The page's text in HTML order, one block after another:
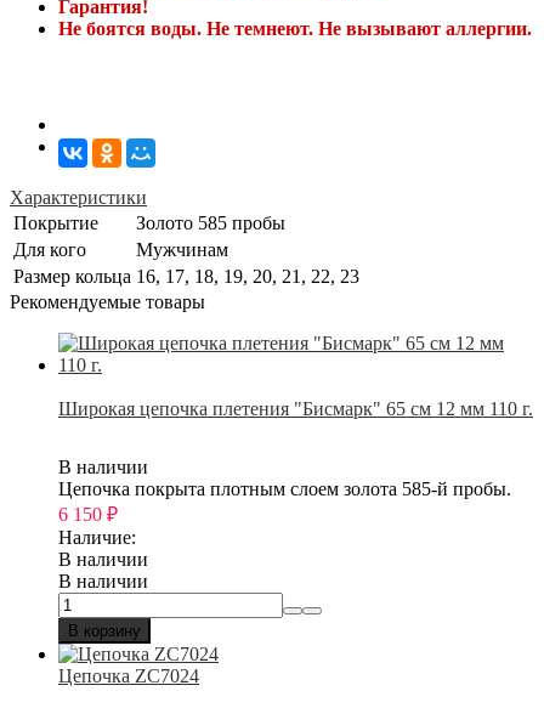
Гарантия!
Не боятся воды. Не темнеют. Не вызывают аллергии.
Характеристики
Покрытие
Золото 585 пробы
Для кого
Мужчинам
Размер кольца 16, 17, 18, 19, 20, 21, 22, 23
Рекомендуемые товары
Широкая цепочка плетения "Бисмарк" 65 см 12 мм 110 г.
В наличии
Цепочка покрыта плотным слоем золота 585-й пробы.
6 150 ₽
Наличие:
В наличии
В наличии
В корзину
Цепочка ZC7024